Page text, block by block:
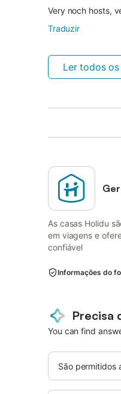
Very noch hosts,
Traduzir
Ler todos
As casas Holidu
em viagens e
confiável
Informações do
Precisa
You can find
São permitidos